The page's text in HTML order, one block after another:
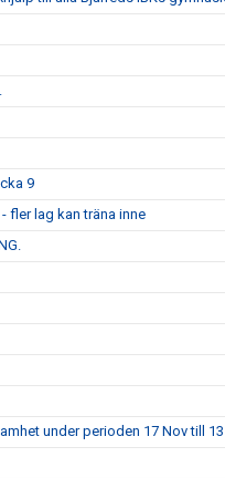
9
fler lag kan träna inne
under perioden 17 Nov till